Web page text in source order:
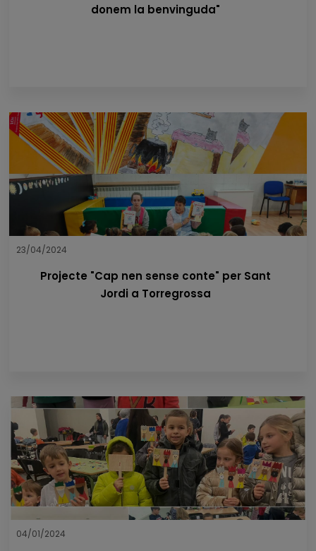
donem la benvinguda"
23/04/2024
Projecte "Cap nen sense conte" per Sant
Jordi a Torregrossa
04/01/2024